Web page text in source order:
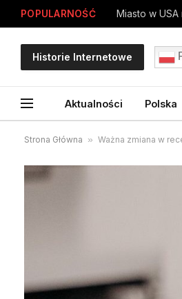
POPULARNOŚĆ
Historie Internetowe
Aktualności Polska
Strona Główna » Ważna zmiana w